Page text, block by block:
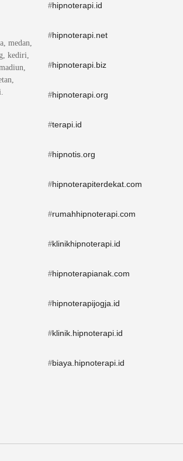
medan,
kediri,
#hipnoterapi.id
#hipnoterapi.net
#hipnoterapi.biz
#hipnoterapi.org
#terapi.id
#hipnotis.org
#hipnoterapiterdekat.com
#rumahhipnoterapi.com
#klinikhipnoterapi.id
#hipnoterapianak.com
#hipnoterapijogja.id
#klinik.hipnoterapi.id
#biaya.hipnoterapi.id